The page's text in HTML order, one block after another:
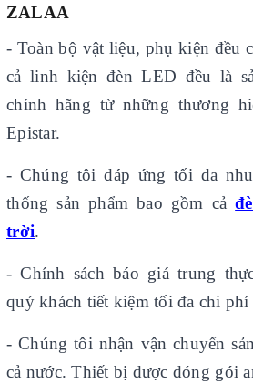
ZALAA
- Toàn bộ vật liệu, phụ kiện đều
cả linh kiện đèn LED đều là
chính hãng từ những thương
Epistar.
- Chúng tôi đáp ứng tối đa
thống sản phẩm bao gồm cả
trời.
- Chính sách báo giá trung
quý khách tiết kiệm tối đa chi phí
- Chúng tôi nhận vận chuyển
cả nước. Thiết bị được đóng gói